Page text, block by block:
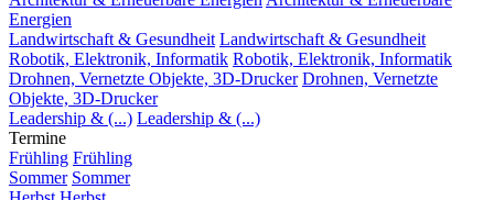
Energien
Landwirtschaft & Gesundheit Landwirtschaft & Gesundheit
Robotik, Elektronik, Informatik Robotik, Elektronik, Informatik
Drohnen, Vernetzte Objekte, 3D-Drucker Drohnen, Vernetzte
Objekte, 3D-Drucker
Leadership & (...) Leadership & (...)
Termine
Frühling Frühling
Sommer Sommer